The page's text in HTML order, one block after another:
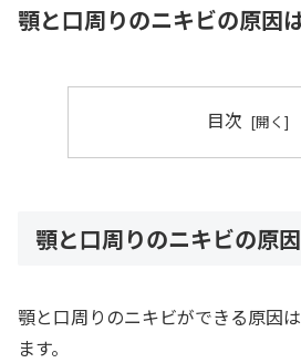
顎と口周りのニキビの原因
目次
顎と口周りのニキビの原
顎と口周りのニキビができる原因
ます。